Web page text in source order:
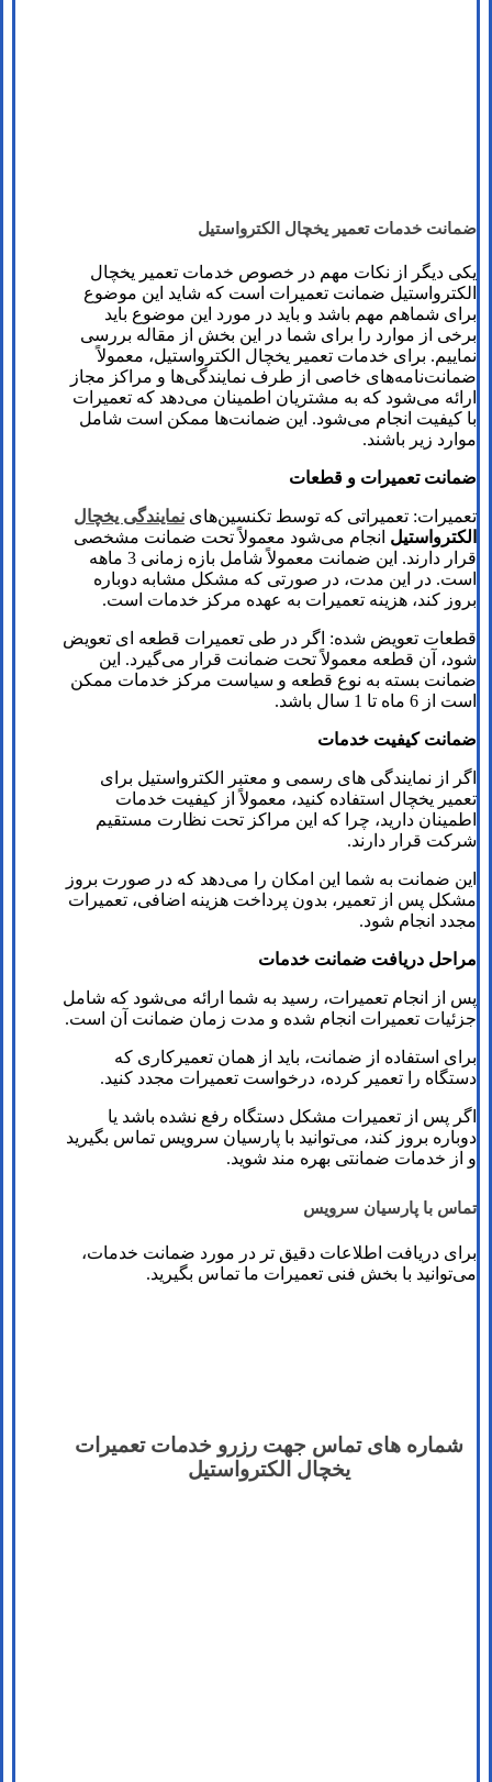
ضمانت خدمات تعمیر یخچال الکترواستیل
یکی دیگر از نکات مهم در خصوص خدمات تعمیر یخچال
الکترواستیل ضمانت تعمیرات است که شاید این موضوع
برای شماهم مهم باشد و باید در مورد این موضوع باید
برخی از موارد را برای شما در این بخش از مقاله بررسی
نماییم. برای خدمات تعمیر یخچال الکترواستیل، معمولاً
ضمانت‌نامه‌های خاصی از طرف نمایندگی‌ها و مراکز مجاز
ارائه می‌شود که به مشتریان اطمینان می‌دهد که تعمیرات
با کیفیت انجام می‌شود. این ضمانت‌ها ممکن است شامل
موارد زیر باشند.
ضمانت تعمیرات و قطعات
تعمیرات: تعمیراتی که توسط تکنسین‌های نمایندگی یخچال
الکترواستیل انجام می‌شود معمولاً تحت ضمانت مشخصی
قرار دارند. این ضمانت معمولاً شامل بازه زمانی 3 ماهه
است. در این مدت، در صورتی که مشکل مشابه دوباره
بروز کند، هزینه تعمیرات به عهده مرکز خدمات است.
قطعات تعویض شده: اگر در طی تعمیرات قطعه‌ ای تعویض
شود، آن قطعه معمولاً تحت ضمانت قرار می‌گیرد. این
ضمانت بسته به نوع قطعه و سیاست مرکز خدمات ممکن
است از 6 ماه تا 1 سال باشد.
ضمانت کیفیت خدمات
اگر از نمایندگی‌ های رسمی و معتبر الکترواستیل برای
تعمیر یخچال استفاده کنید، معمولاً از کیفیت خدمات
اطمینان دارید، چرا که این مراکز تحت نظارت مستقیم
شرکت قرار دارند.
این ضمانت به شما این امکان را می‌دهد که در صورت بروز
مشکل پس از تعمیر، بدون پرداخت هزینه اضافی، تعمیرات
مجدد انجام شود.
مراحل دریافت ضمانت خدمات
پس از انجام تعمیرات، رسید به شما ارائه می‌شود که شامل
جزئیات تعمیرات انجام شده و مدت زمان ضمانت آن است.
برای استفاده از ضمانت، باید از همان تعمیرکاری که
دستگاه را تعمیر کرده، درخواست تعمیرات مجدد کنید.
اگر پس از تعمیرات مشکل دستگاه رفع نشده باشد یا
دوباره بروز کند، می‌توانید با پارسیان سرویس تماس بگیرید
و از خدمات ضمانتی بهره‌ مند شوید.
تماس با پارسیان سرویس
برای دریافت اطلاعات دقیق‌ تر در مورد ضمانت خدمات،
می‌توانید با بخش فنی تعمیرات ما تماس بگیرید.
شماره های تماس​ جهت رزرو خدمات تعمیرات
یخچال الکترواستیل